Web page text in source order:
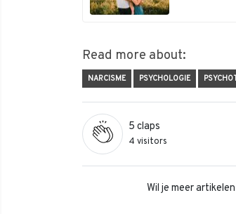
Read more about:
NARCISME PSYCHOLOGIE
5 claps
4 visitors
Wil je meer